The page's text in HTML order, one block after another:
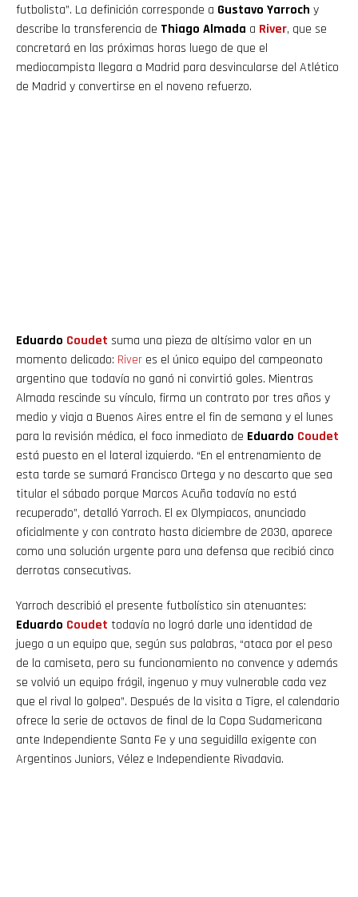
futbolista”. La definición corresponde a Gustavo Yarroch y
describe la transferencia de Thiago Almada a River, que se
concretará en las próximas horas luego de que el
mediocampista llegara a Madrid para desvincularse del Atlético
de Madrid y convertirse en el noveno refuerzo.
Eduardo Coudet suma una pieza de altísimo valor en un
momento delicado: River es el único equipo del campeonato
argentino que todavía no ganó ni convirtió goles. Mientras
Almada rescinde su vínculo, firma un contrato por tres años y
medio y viaja a Buenos Aires entre el fin de semana y el lunes
para la revisión médica, el foco inmediato de Eduardo Coudet
está puesto en el lateral izquierdo. “En el entrenamiento de
esta tarde se sumará Francisco Ortega y no descarto que sea
titular el sábado porque Marcos Acuña todavía no está
recuperado”, detalló Yarroch. El ex Olympiacos, anunciado
oficialmente y con contrato hasta diciembre de 2030, aparece
como una solución urgente para una defensa que recibió cinco
derrotas consecutivas.
Yarroch describió el presente futbolístico sin atenuantes:
Eduardo Coudet todavía no logró darle una identidad de
juego a un equipo que, según sus palabras, “ataca por el peso
de la camiseta, pero su funcionamiento no convence y además
se volvió un equipo frágil, ingenuo y muy vulnerable cada vez
que el rival lo golpea”. Después de la visita a Tigre, el calendario
ofrece la serie de octavos de final de la Copa Sudamericana
ante Independiente Santa Fe y una seguidilla exigente con
Argentinos Juniors, Vélez e Independiente Rivadavia.